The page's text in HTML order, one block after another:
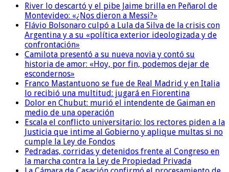
River lo descartó y el pibe Jaime brilla en Peñarol de
Montevideo: «¿Nos dieron a Messi?»
Flávio Bolsonaro culpó a Lula da Silva de la crisis con
Argentina y a su «política exterior ideologizada y de
confrontación»
Camilota presentó a su nueva novia y contó su
historia de amor: «Hoy, por fin, podemos dejar de
escondernos»
Franco Mastantuono se fue de Real Madrid y en Italia
lo recibió una multitud: jugará en Fiorentina
Dolor en Chubut: murió el intendente de Gaiman en
medio de una operación
Escala el conflicto universitario: los rectores piden a la
Justicia que intime al Gobierno y aplique multas si no
cumple la Ley de Fondos
Pedradas, corridas y detenidos frente al Congreso en
la marcha contra la Ley de Propiedad Privada